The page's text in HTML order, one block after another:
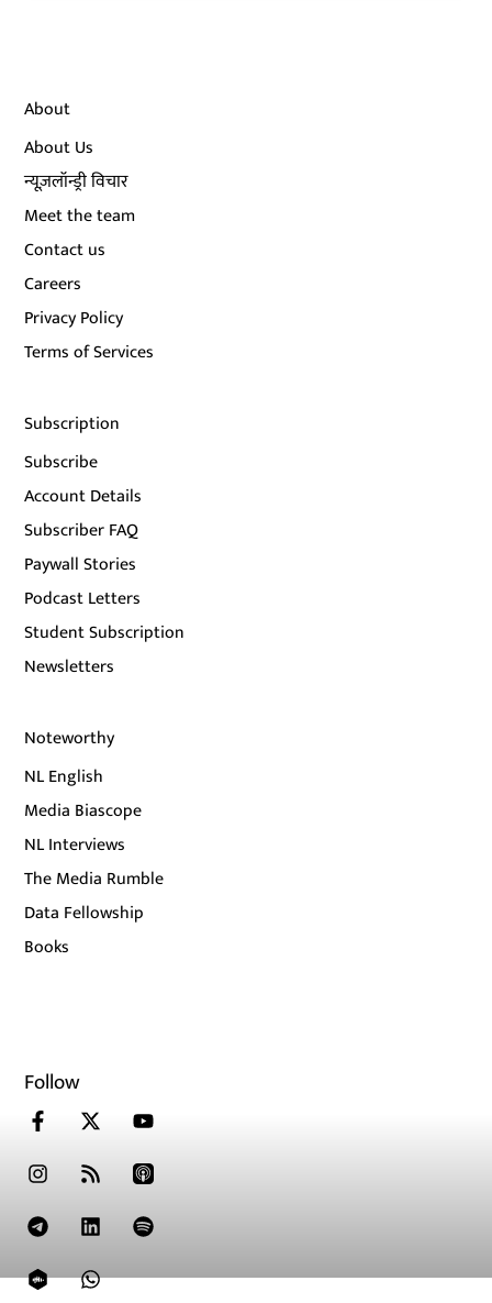
About
About Us
न्यूज़लॉन्ड्री विचार
Meet the team
Contact us
Careers
Privacy Policy
Terms of Services
Subscription
Subscribe
Account Details
Subscriber FAQ
Paywall Stories
Podcast Letters
Student Subscription
Newsletters
Noteworthy
NL English
Media Biascope
NL Interviews
The Media Rumble
Data Fellowship
Books
Follow